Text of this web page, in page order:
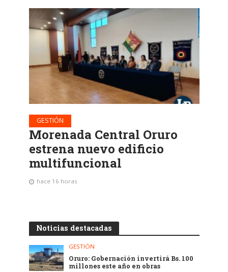
GESTIÓN
Morenada Central Oruro
estrena nuevo edificio
multifuncional
hace 16 horas
Noticias destacadas
GESTIÓN
Oruro: Gobernación invertirá Bs. 100
millones este año en obras